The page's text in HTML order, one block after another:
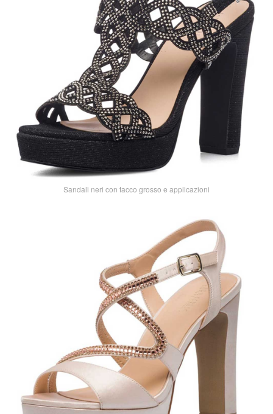
Sandali neri con tacco grosso e applicazioni